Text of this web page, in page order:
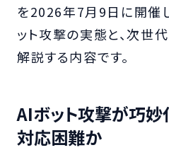
を2026年7月9日に開催
ット攻撃の実態と、次世
解説する内容です。
AIボット攻撃が巧妙
対応困難か